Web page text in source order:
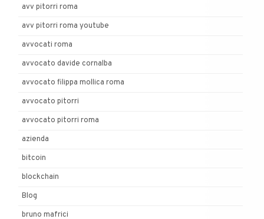
avv pitorri roma
avv pitorri roma youtube
avvocati roma
avvocato davide cornalba
avvocato filippa mollica roma
avvocato pitorri
avvocato pitorri roma
azienda
bitcoin
blockchain
Blog
bruno mafrici